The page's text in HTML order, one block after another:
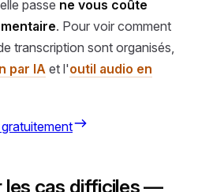
passe ne vous coûte
. Pour voir comment
transcription sont organisés,
par IA et l'outil audio en
les cas difficiles —